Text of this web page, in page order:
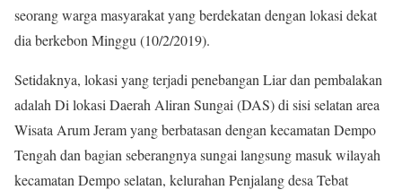
seorang warga masyarakat yang berdekatan dengan lokasi dekat
dia berkebon Minggu (10/2/2019).
Setidaknya, lokasi yang terjadi penebangan Liar dan pembalakan
adalah Di lokasi Daerah Aliran Sungai (DAS) di sisi selatan area
Wisata Arum Jeram yang berbatasan dengan kecamatan Dempo
Tengah dan bagian seberangnya sungai langsung masuk wilayah
kecamatan Dempo selatan, kelurahan Penjalang desa Tebat